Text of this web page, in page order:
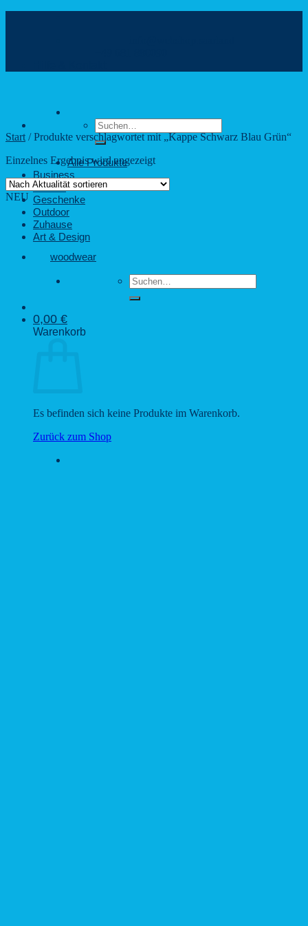
Suchen
nach:
Alle Produkte
Business
Freizeit
Geschenke
Outdoor
Zuhause
Art & Design
woodwear
Suchen
nach:
0,00 €
Warenkorb
Es befinden sich keine Produkte im Warenkorb.
Zurück zum Shop
Start /Produkte verschlagwortet mit „Kappe Schwarz Blau Grün“
Einzelnes Ergebnis wird angezeigt
NEU